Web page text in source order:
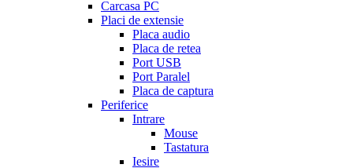
Carcasa PC
Placi de extensie
Placa audio
Placa de retea
Port USB
Port Paralel
Placa de captura
Periferice
Intrare
Mouse
Tastatura
Iesire